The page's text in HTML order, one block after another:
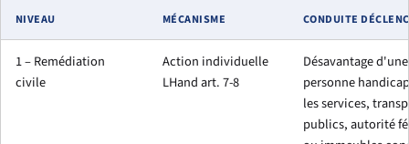
NIVEAU MÉCANISME CONDUITE
1 – Remédiation
civile
Action individuelle
LHand art. 7-8
Désavantage d'une
personne
les services,
publics, autorité